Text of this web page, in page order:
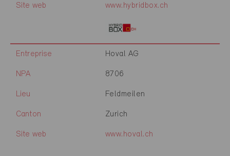
Site web www.hybridbox.ch
Entreprise Hoval AG
NPA 8706
Lieu Feldmeilen
Canton Zurich
Site web www.hoval.ch